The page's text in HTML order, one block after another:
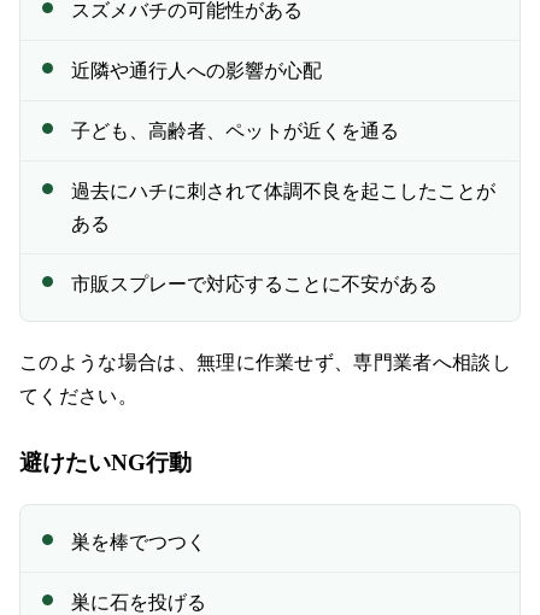
スズメバチの可能性がある
近隣や通行人への影響が心配
子ども、高齢者、ペットが近くを通る
過去にハチに刺されて体調不良を起こしたことが
ある
市販スプレーで対応することに不安がある
このような場合は、無理に作業せず、専門業者へ相談し
てください。
避けたいNG行動
巣を棒でつつく
巣に石を投げる